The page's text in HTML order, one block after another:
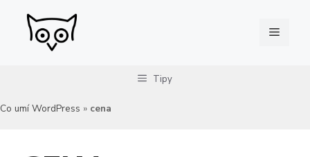
obsah
Menu
Tipy
Co umí WordPress » cena